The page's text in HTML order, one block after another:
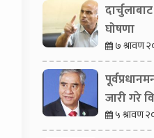
घोषणा
७ श्रावण
जारी गरे
५ श्रावण